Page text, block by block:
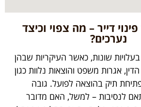
דייר – מה צפוי וכיצד
נערכים?
בעלויות שונות, כאשר העיקריות שבהן
אגרות משפט והוצאות נלוות כגון
תיק בהוצאה לפועל. גובה
לנסיבות – למשל, האם מדובר